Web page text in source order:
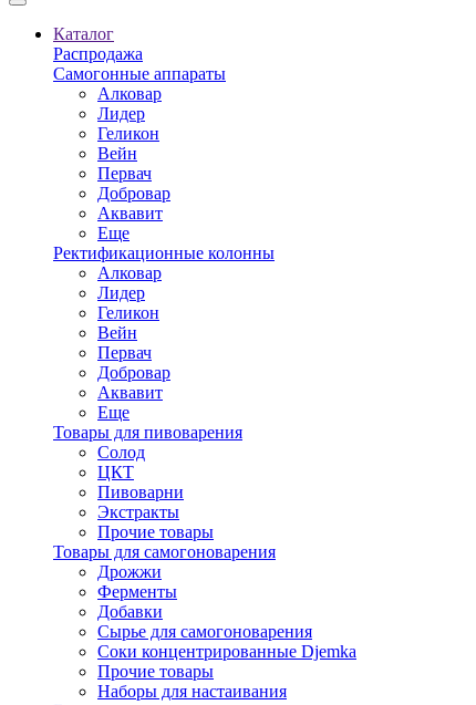
Каталог
Распродажа
Самогонные аппараты
Алковар
Лидер
Геликон
Вейн
Первач
Добровар
Аквавит
Еще
Ректификационные колонны
Алковар
Лидер
Геликон
Вейн
Первач
Добровар
Аквавит
Еще
Товары для пивоварения
Солод
ЦКТ
Пивоварни
Экстракты
Прочие товары
Товары для самогоноварения
Дрожжи
Ферменты
Добавки
Сырье для самогоноварения
Соки концентрированные Djemka
Прочие товары
Наборы для настаивания